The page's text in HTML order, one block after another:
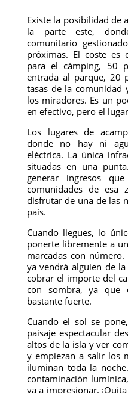
Existe la posibilidad de
la parte este,
comunitario
próximas. El coste es
para el cámping, 50
entrada al parque, 20
tasas de la comunidad
los miradores. Es un
en efectivo, pero el
Los lugares de
donde no hay ni
eléctrica. La única
situadas en una
generar ingresos
comunidades de
disfrutar de una de las
país.
Cuando llegues, lo
ponerte libremente a
marcadas con
ya vendrá alguien de
cobrar el importe del
con sombra, ya
bastante fuerte.
Cuando el sol se
paisaje espectacular
altos de la isla y ver
y empiezan a salir los
iluminan toda la
contaminación
va a impresionar.